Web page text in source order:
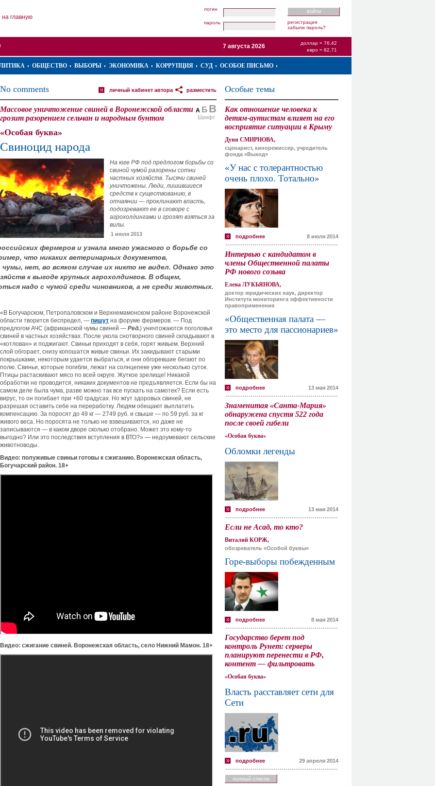
на главную
логин
пароль
регистрация
забыли пароль?
доллар = 76,42
евро = 82,71
7 августа 2026
ОБЩЕСТВО ВЫБОРЫ ЭКОНОМИКА КОРРУПЦИЯ СУД ОСОБОЕ ПИСЬМО
No comments разместить
личный кабинет автора
А Б В
Шрифт
Массовое уничтожение свиней в Воронежской области
грозит разорением сельчан и народным бунтом
«Особая буква»
Свиноцид народа
На юге РФ под предлогом борьбы со
свиной чумой разорены сотни
частных хозяйств. Тысячи свиней
уничтожены. Люди, лишившиеся
средств к существованию, в
отчаянии — проклинают власть,
подозревают ее в сговоре с
агрохолдингами и грозят взяться за
вилы.
1 июля 2013
фермеров и узнала много ужасного о борьбе со
что никаких ветеринарных документов,
нет, во всяком случае их никто не видел. Однако это
к выгоде крупных агрохолдингов. В общем,
надо с чумой среди чиновников, а не среди животных.
«В Богучарском, Петропаловском и Верхнемамонском районе Воронежской
области творится беспредел, — пишут на форуме фермеров. — Под
предлогом АЧС (африканской чумы свиней — Ред.) уничтожаются поголовья
свиней в частных хозяйствах. После укола снотворного свиней складывают в
«котлован» и поджигают. Свиньи приходят в себя, горят живьем. Верхний
слой обгорает, снизу копошатся живые свиньи. Их закидывают старыми
покрышками, некоторым удается выбраться, и они обгоревшие бегают по
полю. Свиньи, которые погибли, лежат на солнцепеке уже несколько суток.
Птицы растаскивают мясо по всей округе. Жуткое зрелище! Никакой
обработки не проводится, никаких документов не предъявляется. Если бы на
самом деле была чума, разве можно так все пускать на самотек? Если есть
вирус, то он погибает при +60 градусах. Но жгут здоровых свиней, не
разрешая оставить себе на переработку. Людям обещают выплатить
компенсацию. За поросят до 49 кг — 2749 руб. и свыше — по 59 руб. за кг
живого веса. Но поросята не только не взвешиваются, но даже не
записываются — в каком дворе сколько отобрано. Может это кому-то
выгодно? Или это последствия вступления в ВТО?» — недоумевают сельские
животноводы.
Видео: полуживые свиньи готовы к сжиганию. Воронежская область,
Богучарский район. 18+
Видео: сжигание свиней. Воронежская область, село Нижний Мамон. 18+
Особые темы
Как отношение человека к
детям-аутистам влияет на его
восприятие ситуации в Крыму
Дуня СМИРНОВА,
сценарист, кинорежиссер, учредитель
фонда «Выход»
«У нас с толерантностью
очень плохо. Тотально»
подробнее 8 июля 2014
Интервью с кандидатом в
члены Общественной палаты
РФ нового созыва
Елена ЛУКЬЯНОВА,
доктор юридических наук, директор
Института мониторинга эффективности
правоприменения
«Общественная палата —
это место для пассионариев»
подробнее 13 мая 2014
Знаменитая «Санта-Мария»
обнаружена спустя 522 года
после своей гибели
«Особая буква»
Обломки легенды
подробнее 13 мая 2014
Если не Асад, то кто?
Виталий КОРЖ,
обозреватель «Особой буквы»
Горе-выборы побежденным
подробнее 8 мая 2014
Государство берет под
контроль Рунет: серверы
планируют перенести в РФ,
контент — фильтровать
«Особая буква»
Власть расставляет сети для
Сети
подробнее 29 апреля 2014
полный список